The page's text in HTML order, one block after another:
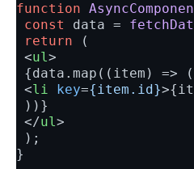
function
const
data =
return (
<ul>
{data.map((item) => (
<li key={item.id}>
))}
</ul>
);
}